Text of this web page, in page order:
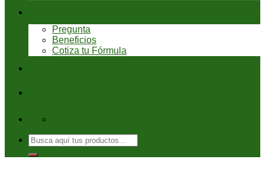
Pregunta
Beneficios
Cotiza tu Fórmula
Buscar
por: